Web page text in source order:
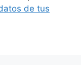
de tus